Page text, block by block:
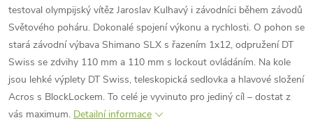
testoval olympijský vítěz Jaroslav Kulhavý i závodníci během závodů
Světového poháru. Dokonalé spojení výkonu a rychlosti. O pohon se
stará závodní výbava Shimano SLX s řazením 1x12, odpružení DT
Swiss se zdvihy 110 mm a 110 mm s lockout ovládáním. Na kole
jsou lehké výplety DT Swiss, teleskopická sedlovka a hlavové složení
Acros s BlockLockem. To celé je vyvinuto pro jediný cíl – dostat z
vás maximum. Detailní informace